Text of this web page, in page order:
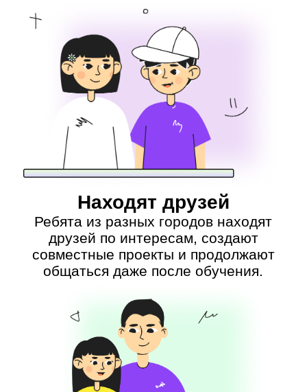
Учатся с комфортом
Ребёнок может пересмотреть урок, даже
если его пришлось пропустить: все
записи сохраняются. Если возникнут
вопросы, кураторы GeekSchool придут
на помощь.
Ребёнка обучают
IT-эксперты
с педагогическим
опытом